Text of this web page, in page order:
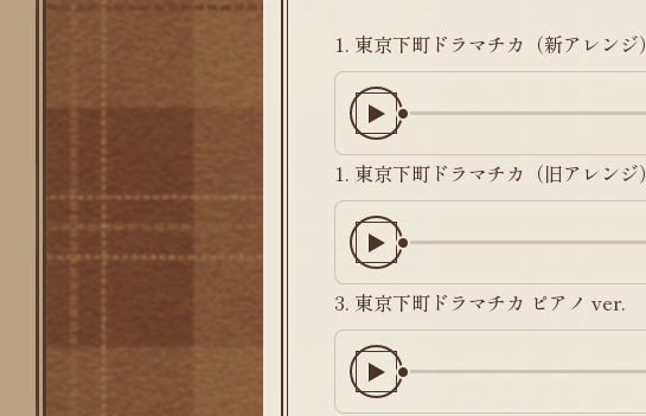
1. 東京下町ドラマチカ（新アレンジ）
1. 東京下町ドラマチカ（旧アレンジ）
3. 東京下町ドラマチカ ピアノ ver.